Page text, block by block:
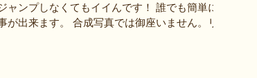
ャンプしなくてもイイんです！ 誰でも簡単に浮
が出来ます。 合成写真では御座いません。リア